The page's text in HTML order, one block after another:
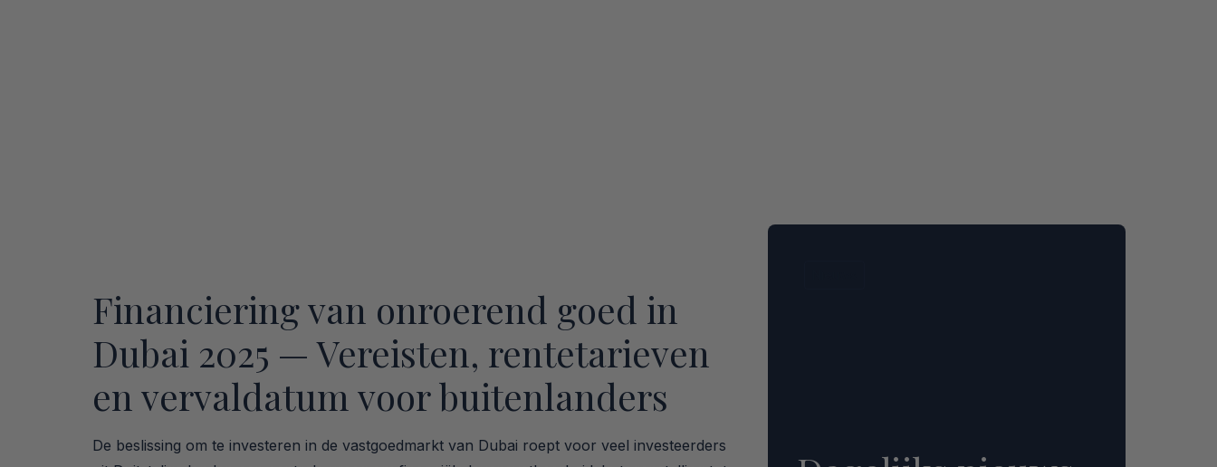
Financiering van onroerend goed in
Dubai 2025 — Vereisten, rentetarieven
en vervaldatum voor buitenlanders
De beslissing om te investeren in de vastgoedmarkt van Dubai roept voor veel investeerders